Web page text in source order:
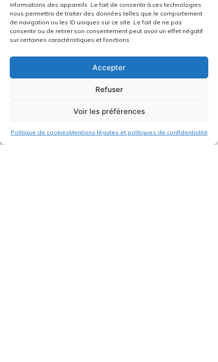
informations des appareils. Le fait de consentir à ces technologies
nous permettra de traiter des données telles que le comportement
de navigation ou les ID uniques sur ce site. Le fait de ne pas
consentir ou de retirer son consentement peut avoir un effet négatif
sur certaines caractéristiques et fonctions.
Accepter
Refuser
Voir les préférences
Politique de cookiesMentions légales et politiques de confidentialité
Nous avons procédé à la pose de panneaux
photovoltaïques à Rumersheim (Bas-Rhin),
permettant à nos clients de produire leur
propre électricité et de réaliser des économies
conçue pour optimiser la production solaire
tout en s’adaptant parfaitement à
l’architecture du bâtiment.